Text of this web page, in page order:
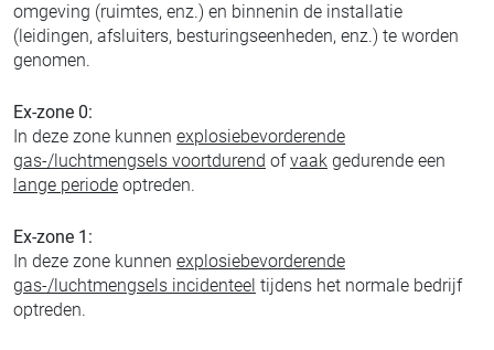
omgeving (ruimtes, enz.) en binnenin de installatie
(leidingen, afsluiters, besturingseenheden, enz.) te worden
genomen.
Ex-zone 0:
In deze zone kunnen explosiebevorderende
gas-/luchtmengsels voortdurend ofvaak gedurende een
lange periode optreden.
Ex-zone 1:
In deze zone kunnen explosiebevorderende
gas-/luchtmengsels incidenteel tijdens het normale bedrijf
optreden.